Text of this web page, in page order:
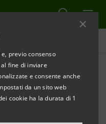
previo consenso
fine di inviare
e consente anche
da un sito web
cookie ha la durata di 1
la prima
Proximity